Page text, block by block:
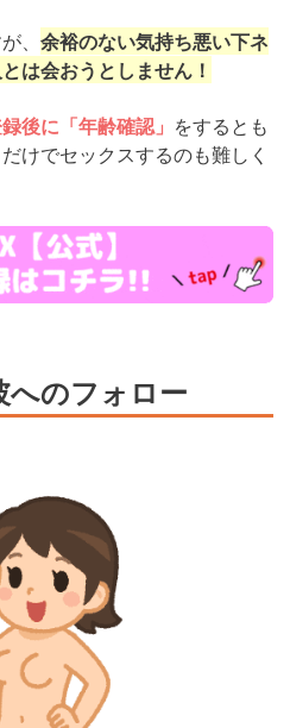
、 余裕のない気持ち悪い下ネ
は会おうとしません！
後に「年齢確認」 をするとも
けでセックスするのも難しく
のフォロー